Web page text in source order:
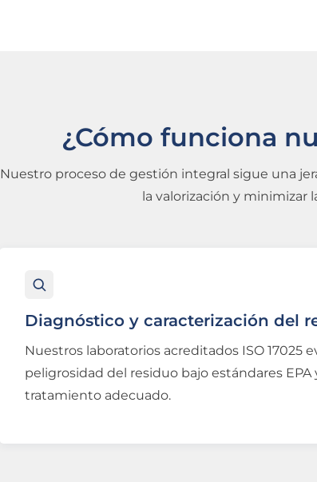
¿Cómo funciona
Nuestro proceso de gestión integral sigue una
la valorización y minimizar
Diagnóstico y caracterización del
Nuestros laboratorios acreditados ISO
peligrosidad del residuo bajo estándares EPA
tratamiento adecuado.